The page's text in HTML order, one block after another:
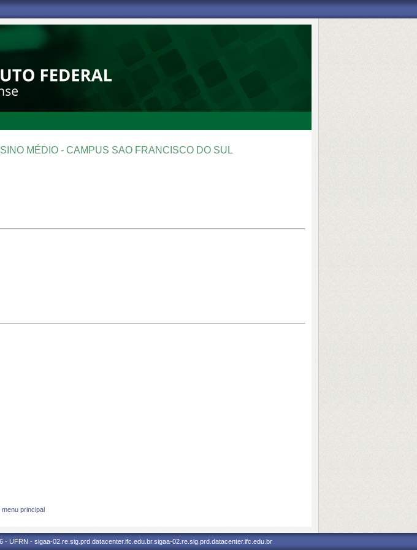
MÉDIO - CAMPUS SAO FRANCISCO DO SUL
menu principal
UFRN - sigaa-02.re.sig.prd.datacenter.ifc.edu.br.sigaa-02.re.sig.prd.datacenter.ifc.edu.br